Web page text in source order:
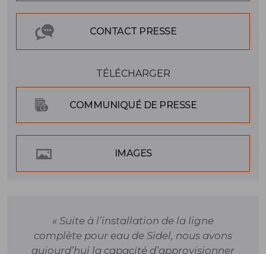
CONTACT PRESSE
TÉLÉCHARGER
COMMUNIQUÉ DE PRESSE
IMAGES
« Suite à l’installation de la ligne
complète pour eau de Sidel, nous avons
aujourd’hui la capacité d’approvisionner